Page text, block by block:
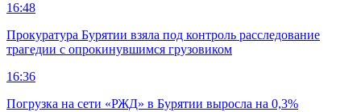
16:48
Прокуратура Бурятии взяла под контроль расследование
трагедии с опрокинувшимся грузовиком
16:36
Погрузка на сети «РЖД» в Бурятии выросла на 0,3%